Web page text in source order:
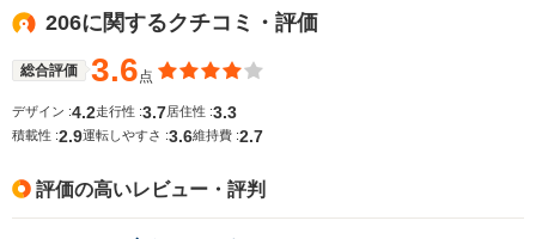
WLTCモード
燃費
排気量
駆動方式
-
1761～1998cc
FF
-
206に関するクチコミ・評価
総合評価 3.6点
デザイン :4.2走行性 :3.7 居住性 :3.3
積載性 :2.9運転しやすさ :3.6維持費 :2.7
評価の高いレビュー・評判